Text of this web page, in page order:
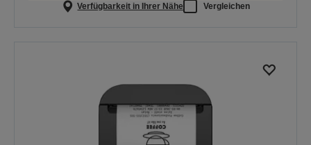
Verfügbarkeit in Ihrer Nähe Vergleichen